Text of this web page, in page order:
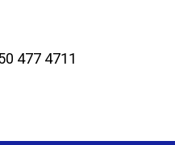
477 4711